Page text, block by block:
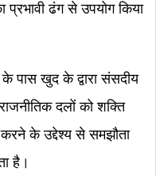
प्रभावी ढंग से उपयोग किया
पास खुद के द्वारा संसदीय
दलों को शक्ति
के उद्देश्य से समझौता
है।